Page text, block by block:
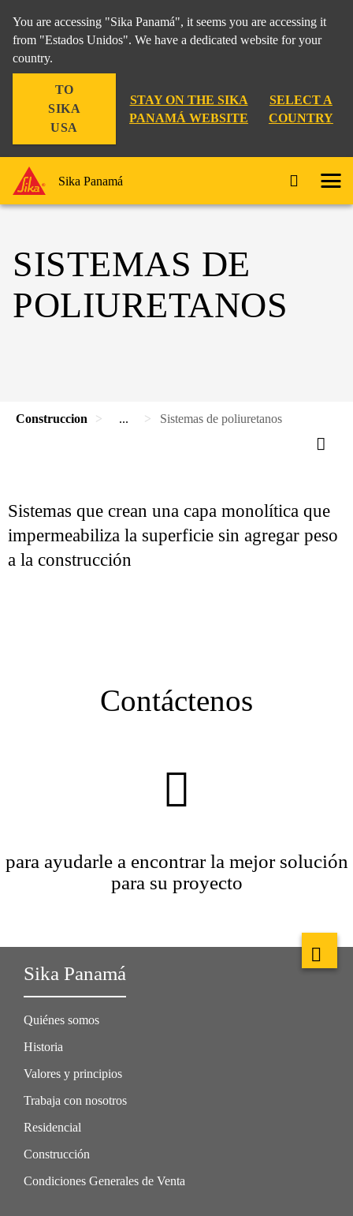
You are accessing "Sika Panamá", it seems you are accessing it
from "Estados Unidos". We have a dedicated website for your
country.
TO
SIKA
USA
STAY ON THE SIKA
PANAMÁ WEBSITE
SELECT A
COUNTRY
Sika Panamá
SISTEMAS DE
POLIURETANOS
Construccion ... Sistemas de poliuretanos
Sistemas que crean una capa monolítica que
impermeabiliza la superficie sin agregar peso
a la construcción
Contáctenos
para ayudarle a encontrar la mejor solución
para su proyecto
Sika Panamá
Quiénes somos
Historia
Valores y principios
Trabaja con nosotros
Residencial
Construcción
Condiciones Generales de Venta